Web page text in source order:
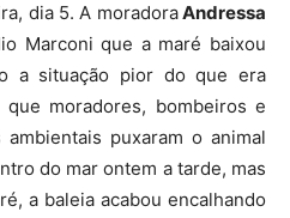
dia 5. A moradoraAndressa
Marconi que a maré baixou
a situação pior do que era
moradores, bombeiros e
puxaram o animal
do mar ontem a tarde, mas
a baleia acabou encalhando